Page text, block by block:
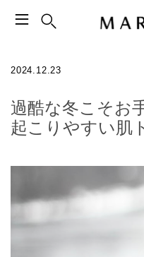
2024.12.23
過酷な冬こそお
起こりやすい肌